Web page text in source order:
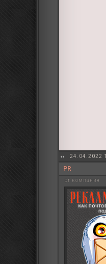
24.04.2022
PR
pr компания